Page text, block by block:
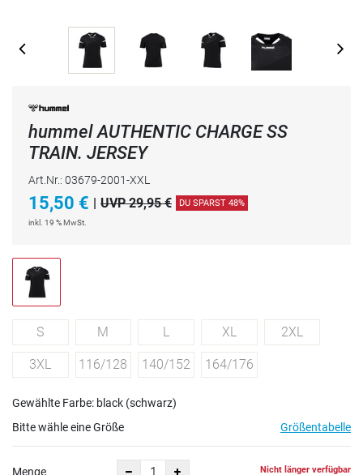
hummel AUTHENTIC CHARGE SS
TRAIN. JERSEY
Art.Nr.: 03679-2001-XXL
15,50 € | UVP 29,95 € DU SPARST 48%
inkl. 19 % MwSt.
S M L XL 2XL
3XL 116/128 140/152 164/176
Gewählte Farbe: black (schwarz)
Bitte wähle eine Größe
Größentabelle
Menge Nicht länger verfügbar